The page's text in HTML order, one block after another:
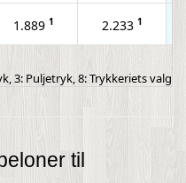
1.889 1 2.233 1
3: Puljetryk, 8: Trykkeriets valg
til